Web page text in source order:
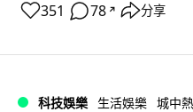
351 78 ↗ 分享
科技娛樂 生活娛樂 城中